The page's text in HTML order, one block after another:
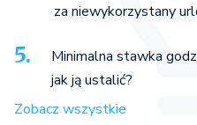
za niewykorzystany
Minimalna stawka
jak ją ustalić?
Zobacz wszystkie